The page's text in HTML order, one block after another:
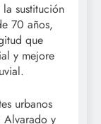
sustitución
70 años,
que
y mejore
urbanos
Alvarado y